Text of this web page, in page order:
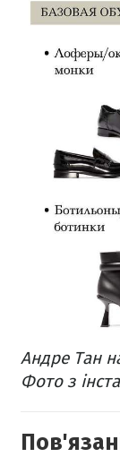
Андре Тан
Фото з